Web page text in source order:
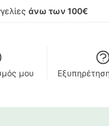
άνω των 100€
μου